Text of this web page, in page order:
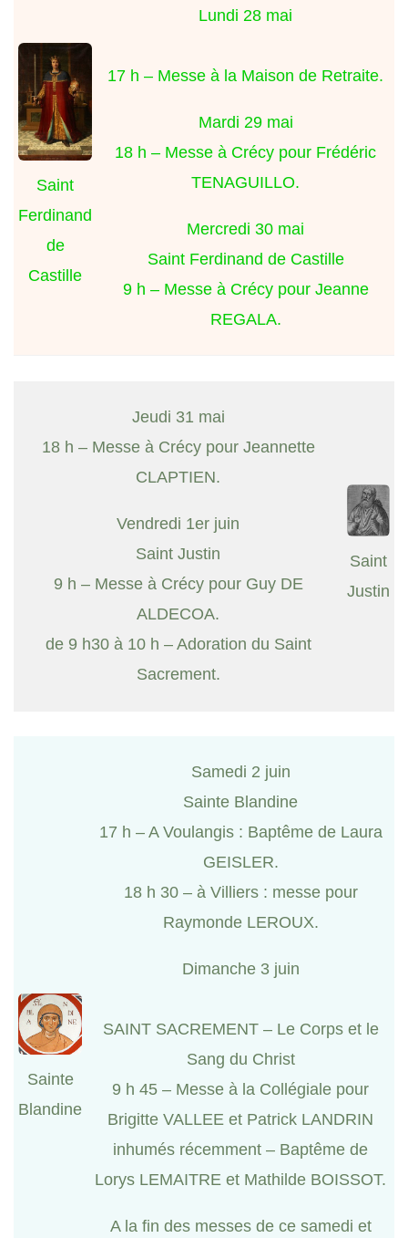
Saint
Ferdinand
de
Castille
Lundi 28 mai
17 h – Messe à la Maison de Retraite.
Mardi 29 mai
18 h – Messe à Crécy pour Frédéric
TENAGUILLO.
Mercredi 30 mai
Saint Ferdinand de Castille
9 h – Messe à Crécy pour Jeanne
REGALA.
Jeudi 31 mai
18 h – Messe à Crécy pour Jeannette
CLAPTIEN.
Vendredi 1er juin
Saint Justin
9 h – Messe à Crécy pour Guy DE
ALDECOA.
de 9 h30 à 10 h – Adoration du Saint
Sacrement.
Saint
Justin
Sainte
Blandine
Samedi 2 juin
Sainte Blandine
17 h – A Voulangis : Baptême de Laura
GEISLER.
18 h 30 – à Villiers : messe pour
Raymonde LEROUX.
Dimanche 3 juin
SAINT SACREMENT – Le Corps et le
Sang du Christ
9 h 45 – Messe à la Collégiale pour
Brigitte VALLEE et Patrick LANDRIN
inhumés récemment – Baptême de
Lorys LEMAITRE et Mathilde BOISSOT.
A la fin des messes de ce samedi et